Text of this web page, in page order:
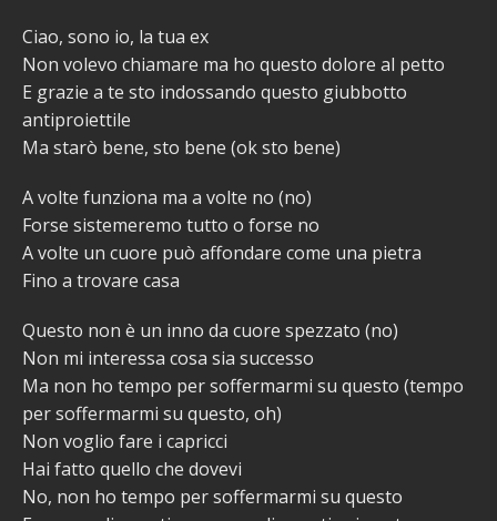
Ciao, sono io, la tua ex
Non volevo chiamare ma ho questo dolore al petto
E grazie a te sto indossando questo giubbotto
antiproiettile
Ma starò bene, sto bene (ok sto bene)
A volte funziona ma a volte no (no)
Forse sistemeremo tutto o forse no
A volte un cuore può affondare come una pietra
Fino a trovare casa
Questo non è un inno da cuore spezzato (no)
Non mi interessa cosa sia successo
Ma non ho tempo per soffermarmi su questo (tempo
per soffermarmi su questo, oh)
Non voglio fare i capricci
Hai fatto quello che dovevi
No, non ho tempo per soffermarmi su questo